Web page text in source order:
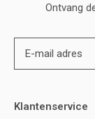
Ontvang
Klantenservice